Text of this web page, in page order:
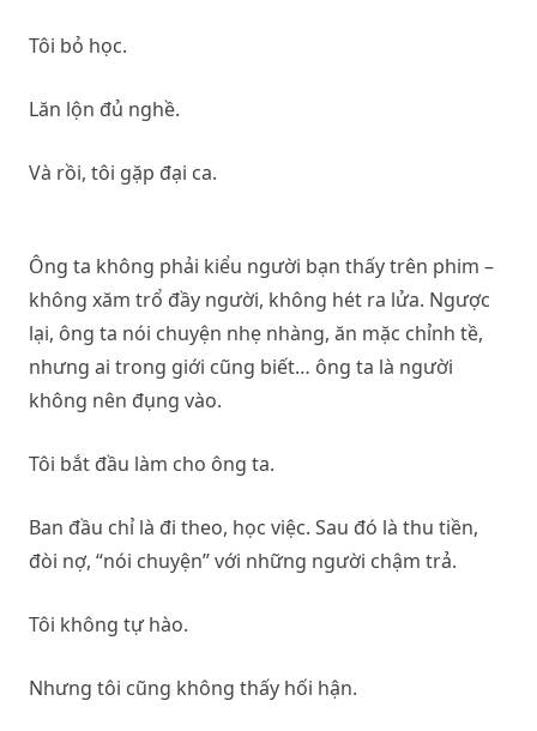
Tôi bỏ học.
Lăn lộn đủ nghề.
Và rồi, tôi gặp đại ca.
Ông ta không phải kiểu người bạn thấy trên phim –
không xăm trổ đầy người, không hét ra lửa. Ngược
lại, ông ta nói chuyện nhẹ nhàng, ăn mặc chỉnh tề,
nhưng ai trong giới cũng biết… ông ta là người
không nên đụng vào.
Tôi bắt đầu làm cho ông ta.
Ban đầu chỉ là đi theo, học việc. Sau đó là thu tiền,
đòi nợ, “nói chuyện” với những người chậm trả.
Tôi không tự hào.
Nhưng tôi cũng không thấy hối hận.